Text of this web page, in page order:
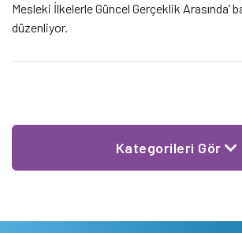
Mesleki İlkelerle Güncel Gerçeklik Arasında’
düzenliyor.
Kategorileri Gör